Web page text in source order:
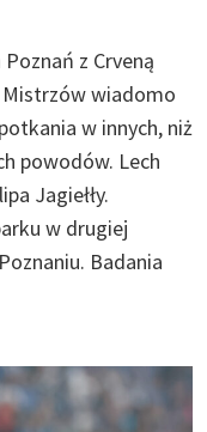
z Crveną
wiadomo
w innych, niż
powodów. Lech
Jagiełły.
w drugiej
Badania